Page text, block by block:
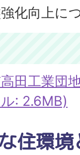
化向上に
田工業団
: 2.6MB)
住環